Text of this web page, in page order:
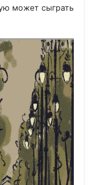
может сыграть